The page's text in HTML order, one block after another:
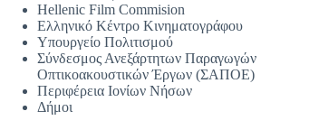
Hellenic Film Commision
Ελληνικό Κέντρο Κινηματογράφου
Υπουργείο Πολιτισμού
Σύνδεσμος Ανεξάρτητων Παραγωγών
Οπτικοακουστικών Έργων (ΣΑΠΟΕ)
Περιφέρεια Ιονίων Νήσων
Δήμοι